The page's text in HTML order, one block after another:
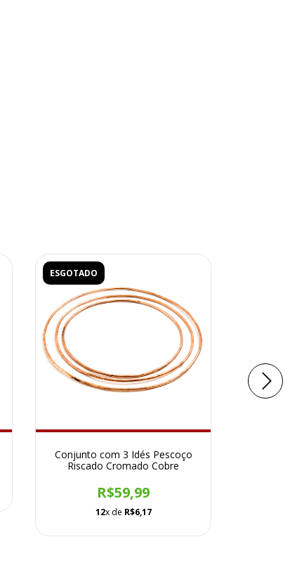
ESGOTADO
Conjunto com 3 Idés Pescoço
Riscado Cromado Cobre
R$59,99
12x de R$6,17